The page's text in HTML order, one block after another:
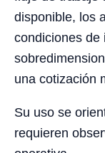
disponible, los
condiciones de
una cotización
Su uso se
requieren